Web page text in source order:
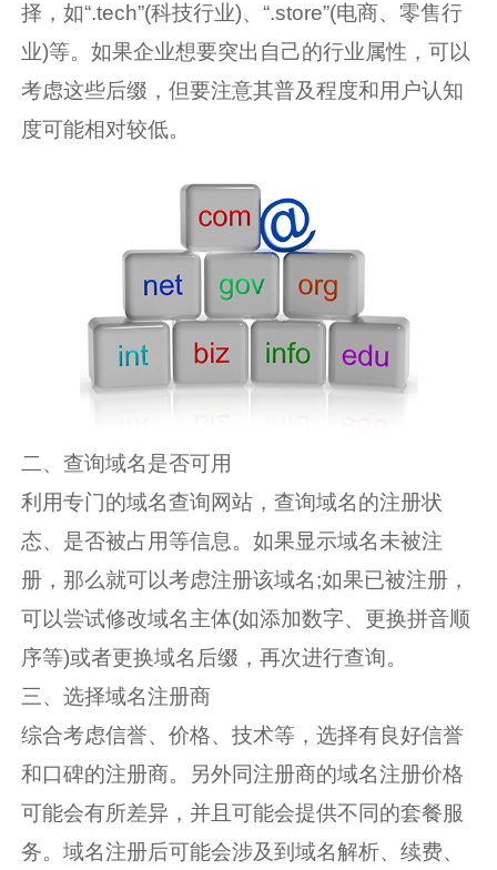
择，如“.tech”(科技行业)、“.store”(电商、零售行
业)等。如果企业想要突出自己的行业属性，可以
考虑这些后缀，但要注意其普及程度和用户认知
度可能相对较低。
二、查询域名是否可用
利用专门的域名查询网站，查询域名的注册状
态、是否被占用等信息。如果显示域名未被注
册，那么就可以考虑注册该域名;如果已被注册，
可以尝试修改域名主体(如添加数字、更换拼音顺
序等)或者更换域名后缀，再次进行查询。
三、选择域名注册商
综合考虑信誉、价格、技术等，选择有良好信誉
和口碑的注册商。另外同注册商的域名注册价格
可能会有所差异，并且可能会提供不同的套餐服
务。域名注册后可能会涉及到域名解析、续费、